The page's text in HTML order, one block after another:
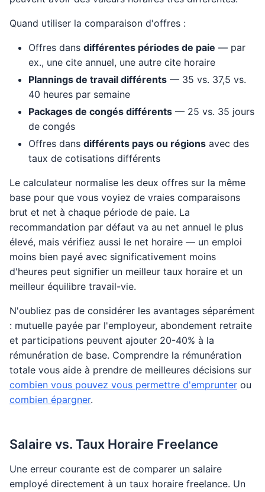
Quand utiliser la comparaison d'offres :
Offres dans différentes périodes de paie — par
ex., une cite annuel, une autre cite horaire
Plannings de travail différents — 35 vs. 37,5 vs.
40 heures par semaine
Packages de congés différents — 25 vs. 35 jours
de congés
Offres dans différents pays ou régions avec des
taux de cotisations différents
Le calculateur normalise les deux offres sur la même
base pour que vous voyiez de vraies comparaisons
brut et net à chaque période de paie. La
recommandation par défaut va au net annuel le plus
élevé, mais vérifiez aussi le net horaire — un emploi
moins bien payé avec significativement moins
d'heures peut signifier un meilleur taux horaire et un
meilleur équilibre travail-vie.
N'oubliez pas de considérer les avantages séparément
: mutuelle payée par l'employeur, abondement retraite
et participations peuvent ajouter 20-40% à la
rémunération de base. Comprendre la rémunération
totale vous aide à prendre de meilleures décisions sur
combien vous pouvez vous permettre d'emprunter ou
combien épargner.
Salaire vs. Taux Horaire Freelance
Une erreur courante est de comparer un salaire
employé directement à un taux horaire freelance. Un